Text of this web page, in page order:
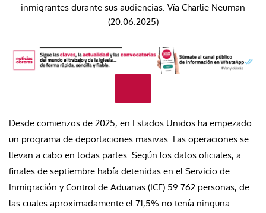
inmigrantes durante sus audiencias. Vía Charlie Neuman
(20.06.2025)
Desde comienzos de 2025, en Estados Unidos ha empezado
un programa de deportaciones masivas. Las operaciones se
llevan a cabo en todas partes. Según los datos oficiales, a
finales de septiembre había detenidas en el Servicio de
Inmigración y Control de Aduanas (ICE) 59.762 personas, de
las cuales aproximadamente el 71,5% no tenía ninguna